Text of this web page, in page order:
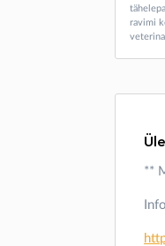
ravimi
**